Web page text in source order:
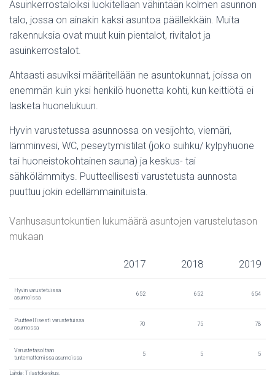
Asuinkerrostaloiksi luokitellaan vähintään kolmen asunnon
talo, jossa on ainakin kaksi asuntoa päällekkäin. Muita
rakennuksia ovat muut kuin pientalot, rivitalot ja
asuinkerrostalot.
Ahtaasti asuviksi määritellään ne asuntokunnat, joissa on
enemmän kuin yksi henkilö huonetta kohti, kun keittiötä ei
lasketa huonelukuun.
Hyvin varustetussa asunnossa on vesijohto, viemäri,
lämminvesi, WC, peseytymistilat (joko suihku/ kylpyhuone
tai huoneistokohtainen sauna) ja keskus- tai
sähkölämmitys. Puutteellisesti varustetusta aunnosta
puuttuu jokin edellämmainituista.
Vanhusasuntokuntien lukumäärä asuntojen varustelutason
mukaan
2017 2018 2019
Hyvin varustetuissa
asunnoissa
652 652 654
Puutteellisesti varustetuissa
asunnossa
70 75 78
Varustetasoltaan
tuntemattomissa asunnoissa
5 5 5
Lähde: Tilastokeskus.